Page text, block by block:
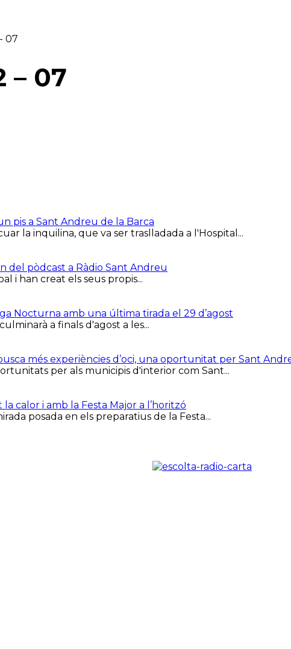
07
– 07
pis a Sant Andreu de la Barca
la inquilina, que va ser traslladada a l'Hospital...
del pòdcast a Ràdio Sant Andreu
i han creat els seus propis...
Nocturna amb una última tirada el 29 d’agost
a finals d'agost a les...
més experiències d’oci, una oportunitat per Sant
per als municipis d'interior com Sant...
calor i amb la Festa Major a l’horitzó
posada en els preparatius de la Festa...